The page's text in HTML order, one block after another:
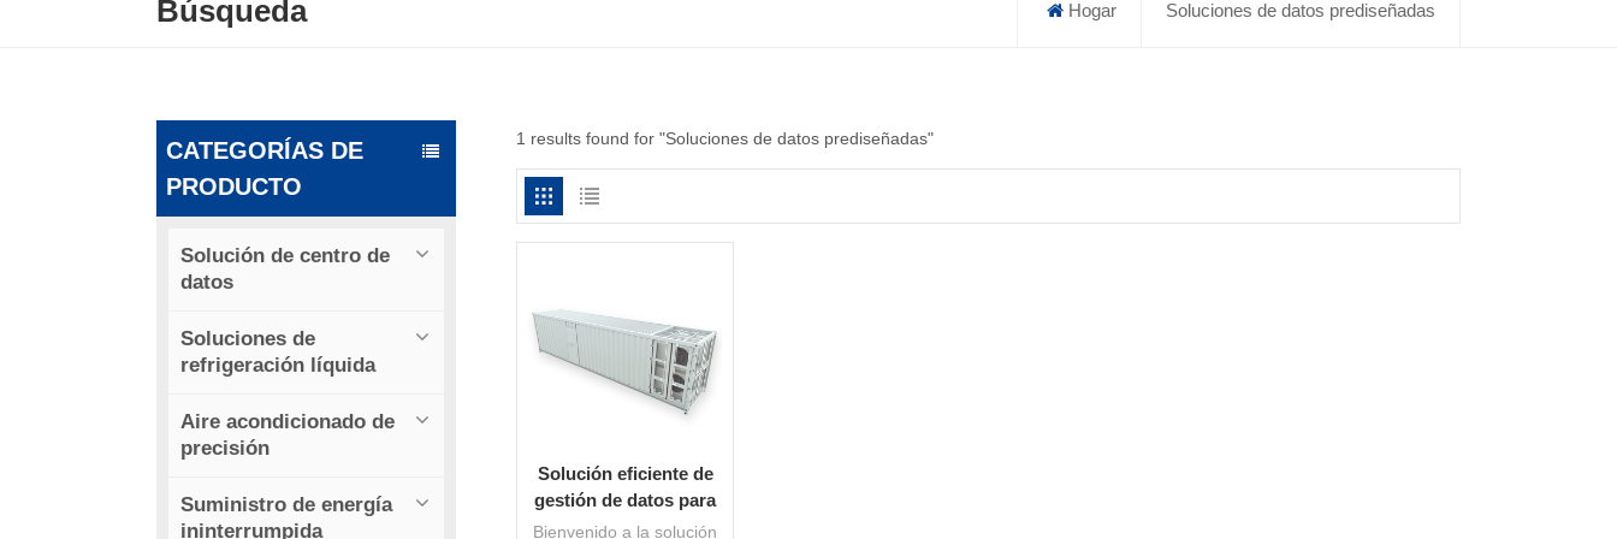
Búsqueda Hogar Soluciones de datos prediseñadas
CATEGORÍAS DE
PRODUCTO
Solución de centro de
datos
Soluciones de
refrigeración líquida
Aire acondicionado de
precisión
Suministro de energía
ininterrumpida
1 results found for "Soluciones de datos prediseñadas"
Solución eficiente de
gestión de datos para
centros de datos
Bienvenido a la solución